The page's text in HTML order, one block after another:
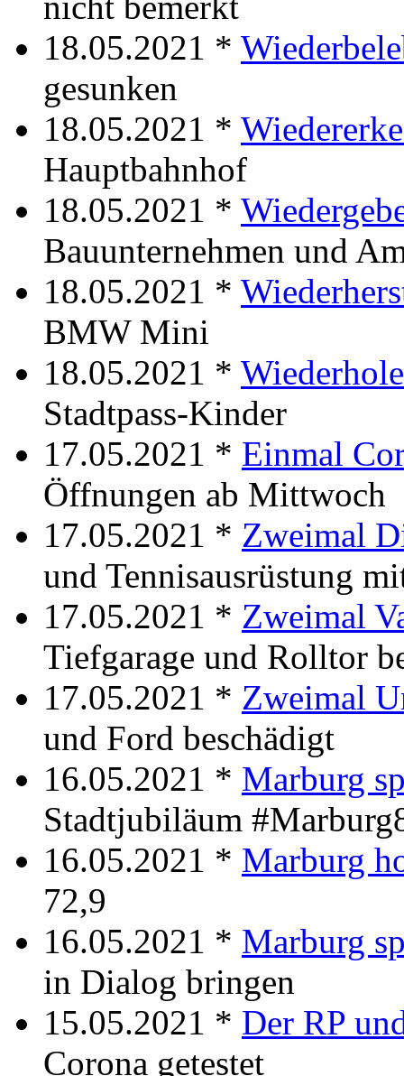
18.05.2021 *
gesunken
18.05.2021 *
Hauptbahnhof
18.05.2021 *
Bauunternehmen und
18.05.2021 *
BMW Mini
18.05.2021 *
Stadtpass-Kinder
17.05.2021 * Einmal
Öffnungen ab Mittwoch
17.05.2021 * Zweimal
und Tennisausrüstung
17.05.2021 * Zweimal
Tiefgarage und Rolltor
17.05.2021 * Zweimal
und Ford beschädigt
16.05.2021 * Marburg
Stadtjubiläum
16.05.2021 * Marburg
72,9
16.05.2021 * Marburg
in Dialog bringen
15.05.2021 * Der RP
Corona getestet